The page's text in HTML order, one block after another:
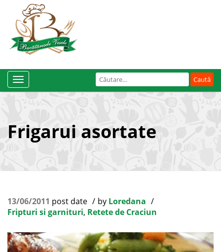
Caută
după:
Toggle
Navigation
Frigarui asortate
13/06/2011 post date by Loredana
Fripturi si garnituri, Retete de Craciun